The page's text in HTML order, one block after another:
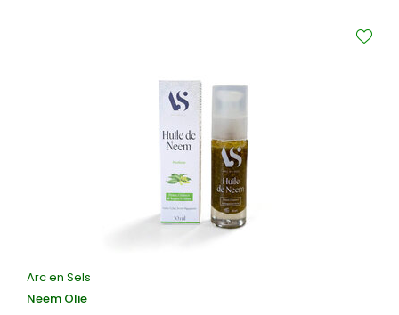
Arc en Sels
Neem Olie